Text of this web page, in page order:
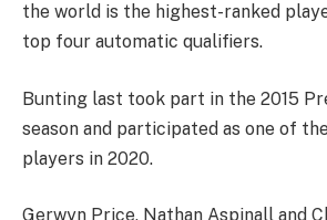
the world is the highest-ranked
top four automatic qualifiers.
Bunting last took part in the 2015
season and participated as one of
players in 2020.
Gerwyn Price, Nathan Aspinall and